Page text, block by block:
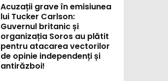
Acuzații grave în emisiunea
lui Tucker Carlson:
Guvernul britanic și
organizația Soros au plătit
pentru atacarea vectorilor
de opinie independenți și
antirăzboi!